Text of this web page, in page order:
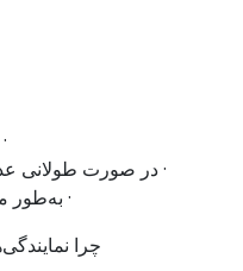
· در صورت طولانی
· به‌طور
چرا